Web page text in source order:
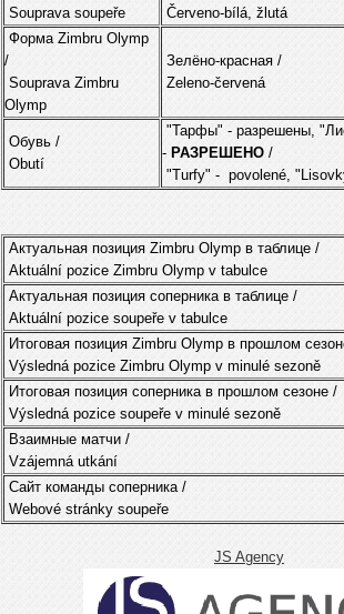
Souprava soupeře
Červeno-bílá, žlutá
Форма Zimbru Olymp
/
Souprava Zimbru
Olymp
Зелёно-красная /
Zeleno-červená
Обувь /
Obutí
"Тарфы" - разрешены,
- РАЗРЕШЕНО /
"Turfy" - povolené,
Актуальная позиция Zimbru Olymp в таблице /
Aktuální pozice Zimbru Olymp v tabulce
Актуальная позиция соперника в таблице /
Aktuální pozice soupeře v tabulce
Итоговая позиция Zimbru Olymp в прошлом
Výsledná pozice Zimbru Olymp v minulé sezoně
Итоговая позиция соперника в прошлом сезоне /
Výsledná pozice soupeře v minulé sezoně
Взаимные матчи /
Vzájemná utkání
Сайт команды соперника /
Webové stránky soupeře
JS Agency